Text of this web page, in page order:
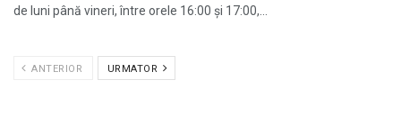
de luni până vineri, între orele 16:00 și 17:00,...
ANTERIOR URMATOR